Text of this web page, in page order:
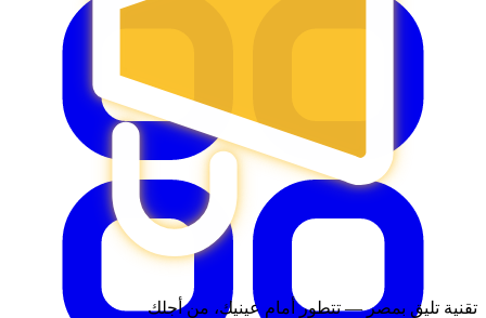
تقنية تليق بمصر — تتطور أمام عينيك، من أجلك